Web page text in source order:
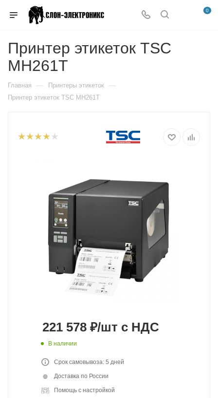
0
Принтер этикеток TSC
MH261T
Главная — Принтеры этикеток —
Принтер этикеток TSC MH261T
221 578 ₽/шт с НДС
В наличии
Срок самовывоза: 5 дней
Доставка по России
Помощь с настройкой